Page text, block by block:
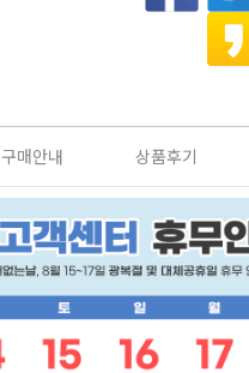
구매안내 상품후기